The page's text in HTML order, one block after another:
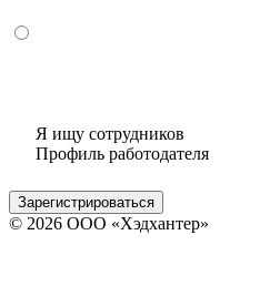
Я ищу сотрудников
Профиль работодателя
Зарегистрироваться
© 2026 ООО «Хэдхантер»